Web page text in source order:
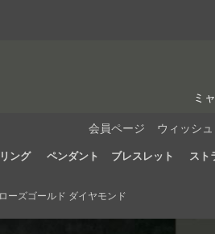
会員ページ ウィッシ
ミ
リング ペンダント ブレスレット スト
ーズゴールド ダイヤモンド